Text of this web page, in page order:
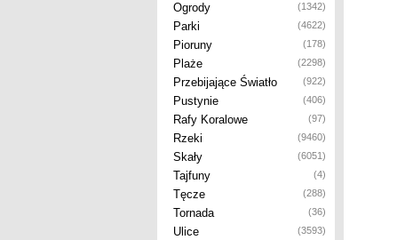
Ogrody (1342)
Parki (4622)
Pioruny (178)
Plaże (2298)
Przebijające Światło (922)
Pustynie (406)
Rafy Koralowe (97)
Rzeki (9460)
Skały (6051)
Tajfuny (4)
Tęcze (288)
Tornada (36)
Ulice (3593)